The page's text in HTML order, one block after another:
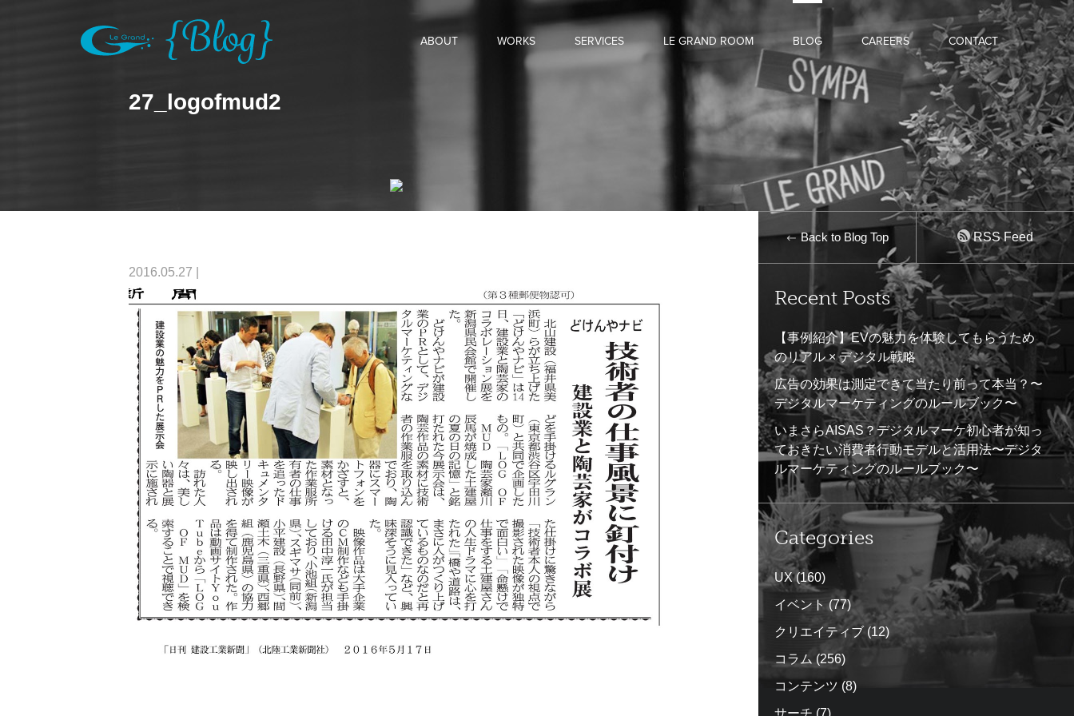
ABOUT WORKS SERVICES LE GRAND ROOM BLOG CAREERS CONTACT
27_logofmud2
2016.05.27
Back to Blog Top RSS Feed
Recent Posts
【事例紹介】EVの魅力を体験してもらうため
のリアル × デジタル戦略
広告の効果は測定できて当たり前って本当？〜
デジタルマーケティングのルールブック〜
いまさらAISAS？デジタルマーケ初心者が知っ
ておきたい消費者行動モデルと活用法〜デジタ
ルマーケティングのルールブック〜
Categories
UX(160)
イベント(77)
クリエイティブ(12)
コラム (256)
コンテンツ (8)
サーチ (7)